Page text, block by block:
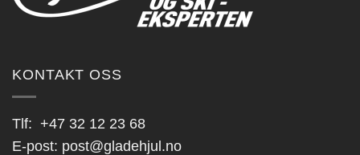
produktsiden
KONTAKT OSS
Tlf: +47 32 12 23 68
E-post: post@gladehjul.no